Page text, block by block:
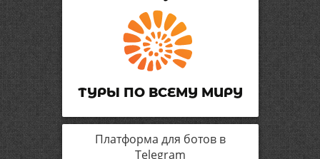
ТУРЫ ПО ВСЕМУ МИРУ
Платформа для ботов в
Telegram